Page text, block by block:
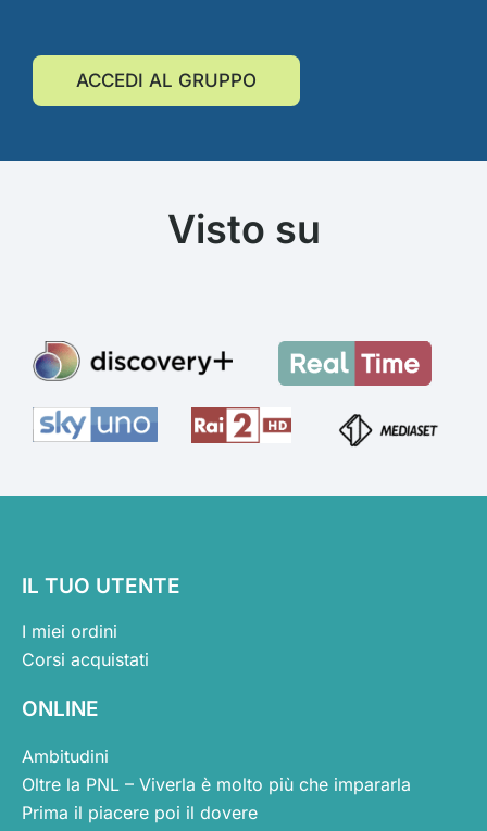
ACCEDI AL GRUPPO
Visto su
IL TUO UTENTE
I miei ordini
Corsi acquistati
ONLINE
Ambitudini
Oltre la PNL – Viverla è molto più che impararla
Prima il piacere poi il dovere